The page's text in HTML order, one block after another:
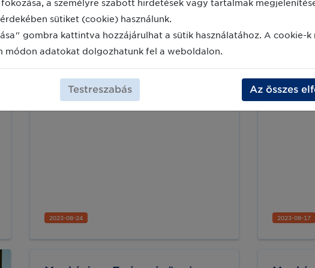
Felhasználói Csoport elnöke
Mély megrendüléssel fogadtuk a hírt,
hogy együttműködő partnerünk,
szakmai tanácsadónk, mentorunk és
Egészségügyi Felhasználói Csoport
(MEFCS) elnöke, az EGVE korábbi
elnöke tragikus balesetben 2023.
augusztus 22-én elhunyt.
2023-08-24
A GS1
GS1
2023-08-17
a személyre szabott hirdetések vagy tartalmak
sütiket (cookie) használunk.
gombra kattintva hozzájárulhat a sütik használatához. A cookie-k
módon adatokat dolgozhatunk fel a weboldalon.
Testreszabás Az összes